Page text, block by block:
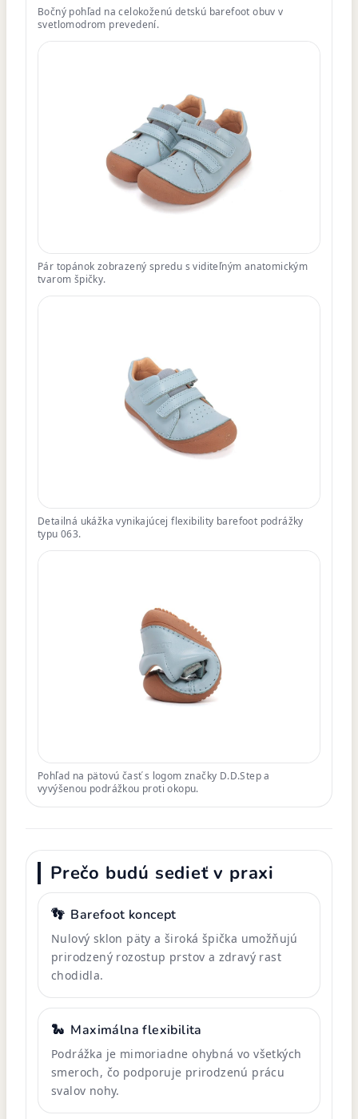
Bočný pohľad na celokoženú detskú barefoot obuv v
svetlomodrom prevedení.
Pár topánok zobrazený spredu s viditeľným anatomickým
tvarom špičky.
Detailná ukážka vynikajúcej flexibility barefoot podrážky
typu 063.
Pohľad na pätovú časť s logom značky D.D.Step a
vyvýšenou podrážkou proti okopu.
Prečo budú sedieť v praxi
👣 Barefoot koncept
Nulový sklon päty a široká špička umožňujú
prirodzený rozostup prstov a zdravý rast
chodidla.
🐍 Maximálna flexibilita
Podrážka je mimoriadne ohybná vo všetkých
smeroch, čo podporuje prirodzenú prácu
svalov nohy.